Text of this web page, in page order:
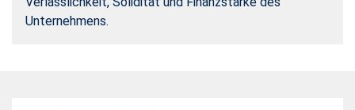
Unternehmens.